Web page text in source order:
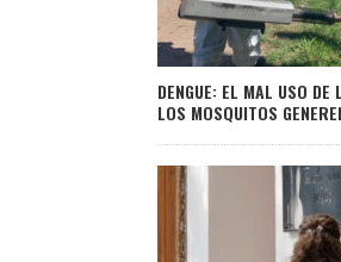
DENGUE: EL MAL USO DE
LOS MOSQUITOS